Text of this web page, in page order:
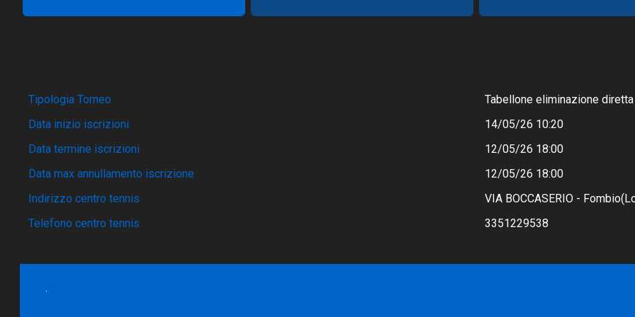
Tipologia Torneo
Tabellone eliminazione diretta
Data inizio iscrizioni
14/05/26 10:20
Data termine iscrizioni
12/05/26 18:00
Data max annullamento iscrizione
12/05/26 18:00
Indirizzo centro tennis
VIA BOCCASERIO -
Telefono centro tennis
3351229538
.